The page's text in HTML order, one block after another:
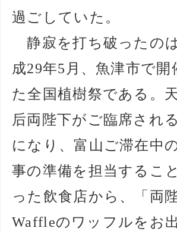
過ごしていた。
静寂を打ち破ったの
成29年5月、魚津市で開
た全国植樹祭である。
后両陛下がご臨席され
になり、富山ご滞在中
事の準備を担当するこ
った飲食店から、「両
Waffleのワッフルをお